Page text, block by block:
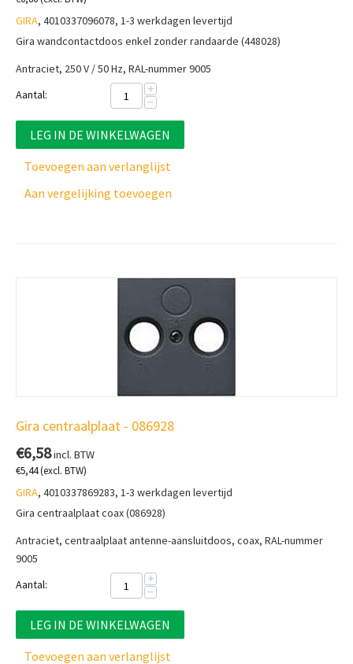
GIRA, 4010337096078, 1-3 werkdagen levertijd
Gira wandcontactdoos enkel zonder randaarde (448028)
Antraciet, 250 V / 50 Hz, RAL-nummer 9005
Aantal:
+
−
LEG IN DE WINKELWAGEN
Toevoegen aan verlanglijst
Aan vergelijking toevoegen
Gira centraalplaat - 086928
€6,58incl. BTW
€5,44(excl. BTW)
GIRA, 4010337869283, 1-3 werkdagen levertijd
Gira centraalplaat coax (086928)
Antraciet, centraalplaat antenne-aansluitdoos, coax, RAL-nummer
9005
Aantal:
+
−
LEG IN DE WINKELWAGEN
Toevoegen aan verlanglijst